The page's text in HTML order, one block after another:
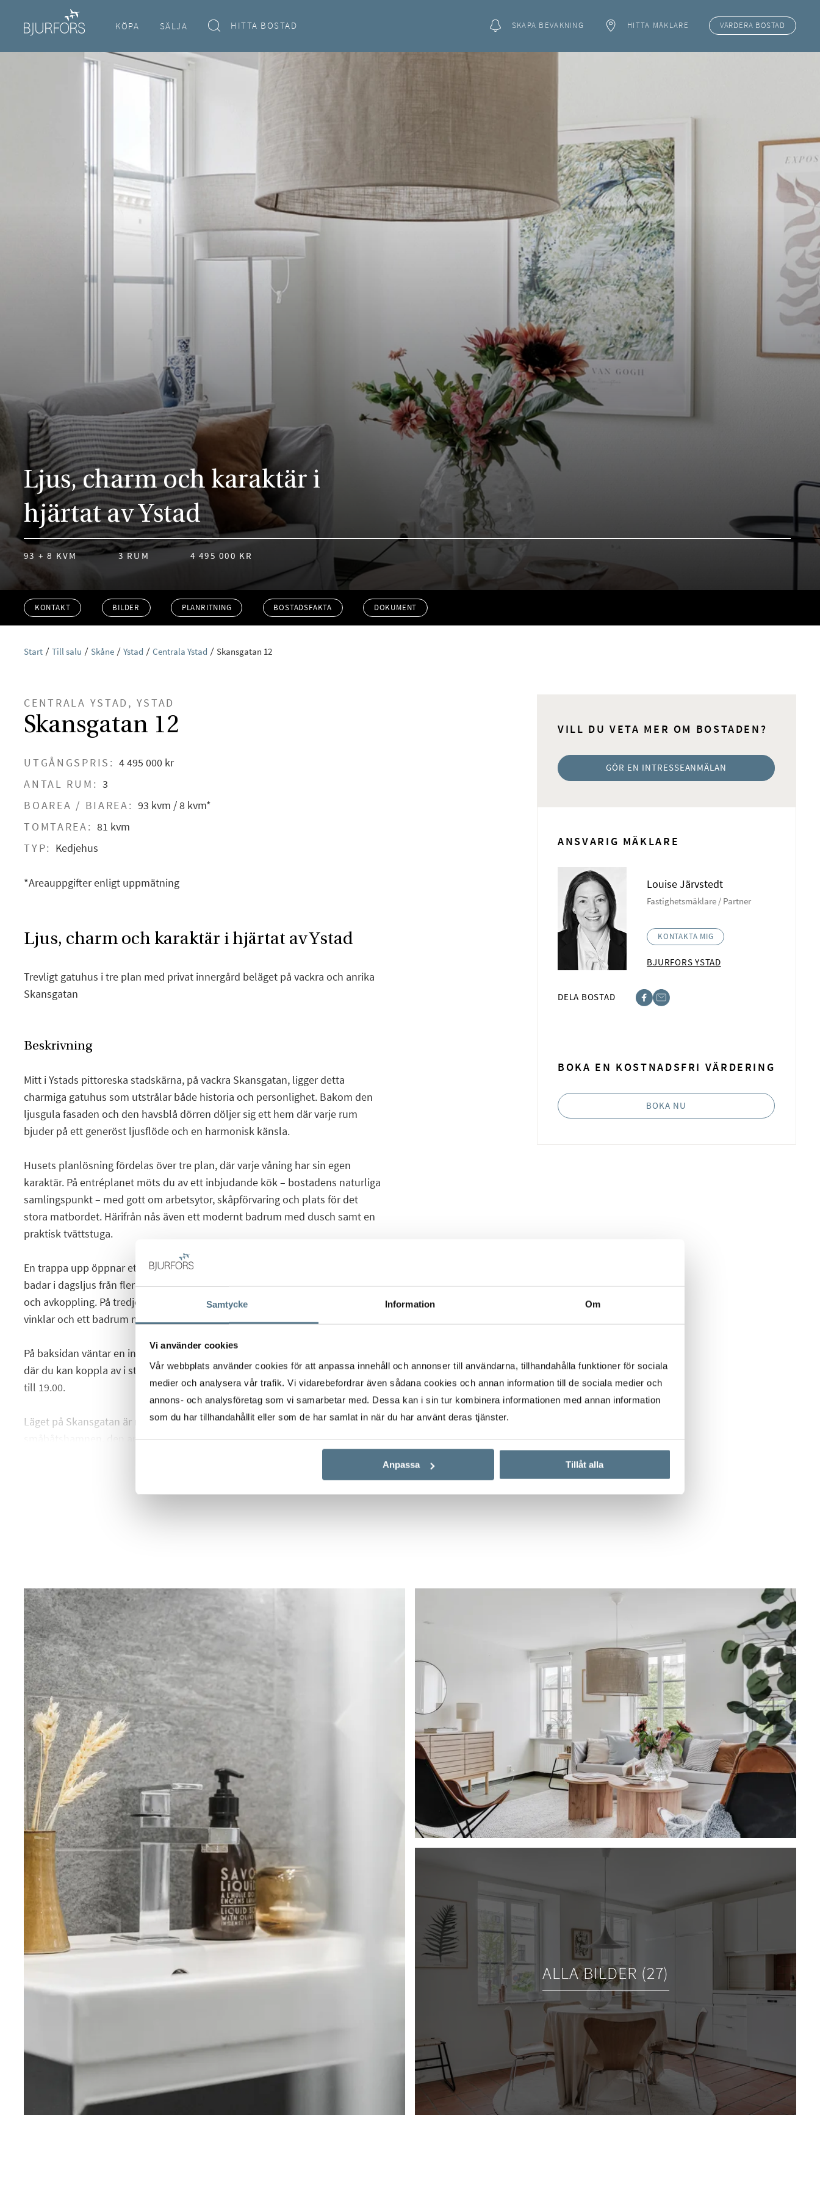
Samtycke Information Om
Vi använder cookies
Vår webbplats använder cookies för att anpassa innehåll och annonser till användarna, tillhandahålla funktioner för sociala
medier och analysera vår trafik. Vi vidarebefordrar även sådana cookies och annan information till de sociala medier och
annons- och analysföretag som vi samarbetar med. Dessa kan i sin tur kombinera informationen med annan information
som du har tillhandahållit eller som de har samlat in när du har använt deras tjänster.
Anpassa Tillåt alla
KÖPA SÄLJA HITTA BOSTAD SKAPA BEVAKNING HITTA MÄKLARE VÄRDERA BOSTAD
Ljus, charm och karaktär i
hjärtat av Ystad
93 + 8 KVM 3 RUM 4 495 000 KR
KONTAKT BILDER PLANRITNING BOSTADSFAKTA DOKUMENT
Start Till salu Skåne Ystad Centrala Ystad Skansgatan 12
CENTRALA YSTAD, YSTAD
Skansgatan 12
UTGÅNGSPRIS: 4 495 000 kr
ANTAL RUM: 3
BOAREA / BIAREA: 93 kvm / 8 kvm*
TOMTAREA: 81 kvm
TYP: Kedjehus
*Areauppgifter enligt uppmätning
VILL DU VETA MER OM BOSTADEN?
GÖR EN INTRESSEANMÄLAN
ANSVARIG MÄKLARE
Louise Järvstedt
Fastighetsmäklare / Partner
KONTAKTA MIG
BJURFORS YSTAD
DELA BOSTAD
BOKA EN KOSTNADSFRI VÄRDERING
BOKA NU
Ljus, charm och karaktär i hjärtat av Ystad
Trevligt gatuhus i tre plan med privat innergård beläget på vackra och anrika
Skansgatan
Beskrivning
Mitt i Ystads pittoreska stadskärna, på vackra Skansgatan, ligger detta
charmiga gatuhus som utstrålar både historia och personlighet. Bakom den
ljusgula fasaden och den havsblå dörren döljer sig ett hem där varje rum
bjuder på ett generöst ljusflöde och en harmonisk känsla.
Husets planlösning fördelas över tre plan, där varje våning har sin egen
karaktär. På entréplanet möts du av ett inbjudande kök – bostadens naturliga
samlingspunkt – med gott om arbetsytor, skåpförvaring och plats för det
stora matbordet. Härifrån nås även ett modernt badrum med dusch samt en
praktisk tvättstuga.
En trappa upp öppnar ett fantastiskt rum upp sig – en ljus och luftig yta som
badar i dagsljus från flera håll och skapar en underbar atmosfär för umgänge
och avkoppling. På tredje våningen finns ett rymligt sovrum med charmiga
vinklar och ett badrum med badkar, perfekt för kvällar i lugn och ro.
På baksidan väntar en insynsskyddad innergård – en privat oas mitt i staden
där du kan koppla av i stillhet. Under sommaren har gården sol från ca 10.00
till 19.00.
Läget på Skansgatan är något alldeles extra, med närhet till
småbåtshamnen, den anrika teatern och den lummiga Boisenparken. Här bor
ALLA BILDER (27)